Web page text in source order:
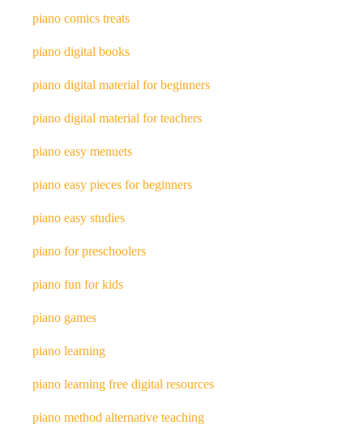
piano comics treats
piano digital books
piano digital material for beginners
piano digital material for teachers
piano easy menuets
piano easy pieces for beginners
piano easy studies
piano for preschoolers
piano fun for kids
piano games
piano learning
piano learning free digital resources
piano method alternative teaching